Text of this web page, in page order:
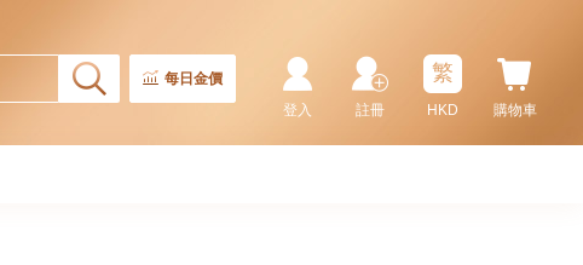
每日金價
購物車
繁
HKD
註冊
登入
TAG 94/9T 蝦肉色
5,580.00